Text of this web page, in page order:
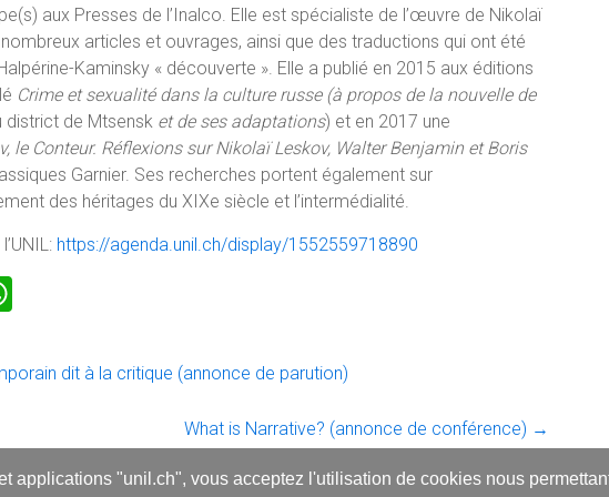
applications "unil.ch", vous acceptez l'utilisation de cookies nous
aux Presses de l’Inalco. Elle est spécialiste de l’œuvre de Nikolaï
articles et ouvrages, ainsi que des traductions qui ont été
Kaminsky « découverte ». Elle a publié en 2015 aux éditions
Crime et sexualité dans la culture russe (à propos de la nouvelle de
district de Mtsensk et de ses adaptations) et en 2017 une
le Conteur. Réflexions sur Nikolaï Leskov, Walter Benjamin et Boris
Garnier. Ses recherches portent également sur
des héritages du XIXe siècle et l’intermédialité.
https://agenda.unil.ch/display/1552559718890
at
p
dit à la critique (annonce de parution)
What is Narrative? (annonce de conférence) →